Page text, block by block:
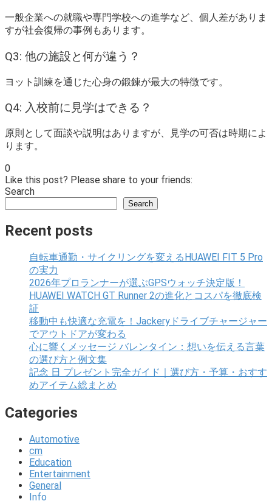
一般企業への就職や専門学校への進学など、個人差がありま
すが社会復帰の事例もあります。
Q3: 他の施設と何が違う？
ヨット訓練を通じた心身の鍛錬が最大の特徴です。
Q4: 入校前に見学はできる？
原則として面談や説明はありますが、見学の可否は時期によ
ります。
0
Like this post? Please share to your friends:
Search
Search
Recent posts
自転車通勤・サイクリングを変えるHUAWEI FIT 5 Pro
の実力
2026年プロランナーが選ぶGPSウォッチ決定版！
HUAWEI WATCH GT Runner 2の進化とコスパを徹底検
証
移動中も快適な充電を！Jackeryドライブチャージャー
でアウトドアが変わる
心に響くメッセージ バレンタイン：想いを伝える言葉
の選び方と例文集
記念 日 プレゼント完全ガイド｜選び方・予算・おすす
めアイテム総まとめ
Categories
Automotive
cm
Education
Entertainment
General
Info